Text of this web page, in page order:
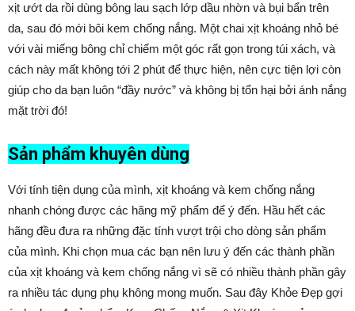
xịt ướt da rồi dùng bông lau sạch lớp dầu nhờn và bụi bẩn trên
da, sau đó mới bôi kem chống nắng. Một chai xịt khoáng nhỏ bé
với vài miếng bông chỉ chiếm một góc rất gọn trong túi xách, và
cách này mất không tới 2 phút để thực hiện, nên cực tiện lợi còn
giúp cho da bạn luôn “đầy nước” và không bị tổn hại bởi ánh nắng
mặt trời đó!
Sản phẩm khuyên dùng
Với tính tiện dụng của mình, xịt khoáng và kem chống nắng
nhanh chóng được các hãng mỹ phẩm để ý đến. Hầu hết các
hãng đều đưa ra những đặc tính vượt trội cho dòng sản phẩm
của mình. Khi chọn mua các bạn nên lưu ý đến các thành phần
của xịt khoáng và kem chống nắng vì sẽ có nhiều thành phần gây
ra nhiều tác dụng phụ không mong muốn. Sau đây Khỏe Đẹp gợi